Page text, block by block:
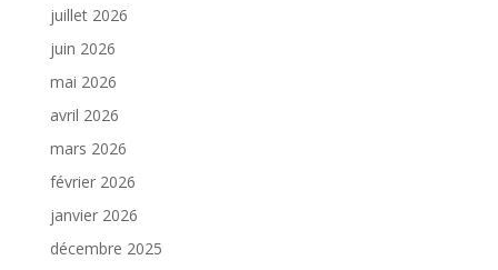
juillet 2026
juin 2026
mai 2026
avril 2026
mars 2026
février 2026
janvier 2026
décembre 2025